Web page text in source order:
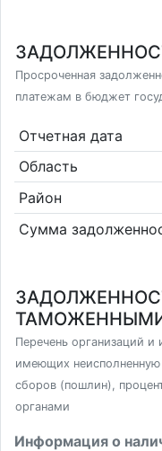
Просроченная
платежам в бюджет
Отчетная дата
Область
Район
Сумма
Перечень организаций
имеющих неисполненную
сборов (пошлин),
органами
Информация о